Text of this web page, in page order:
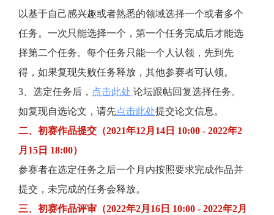
我
课
的
证
我
实
验
的
收
藏
的
术
持
我
云
建
以基于自己感兴趣或者熟悉的领域选择一个或者多个
任务。一次只能选择一个，第一个任务完成后才能选
择第二个任务。每个任务只能一个人认领，先到先
得，如果复现失败任务释放，其他参赛者可认领。
3、 选定任务后， 点击此处 论坛跟帖回复选择任务。
如复现自选论文，请先点击此处提交论文信息。
二、初赛作品提交（2021年12月14日 10:00 - 2022年2
月15日 18:00）
参赛者在选定任务之后一个月内按照要求完成作品并
提交，未完成的任务会释放。
三、初赛作品评审（2022年2月16日 10:00 - 2022年2月